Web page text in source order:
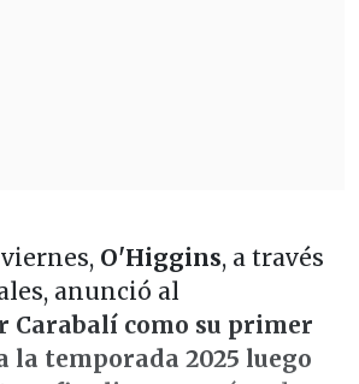
O'Higgins, a través
anunció al
Carabalí como su primer
la temporada 2025 luego